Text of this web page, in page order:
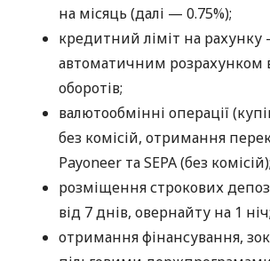
на місяць (далі — 0.75%);
кредитний ліміт на рахунку
автоматичним розрахунком
оборотів;
валютообмінні операції
без комісій, отримання
Payoneer та SEPA (без комісій);
розміщення строкових
від 7 днів, овернайту на 1 ніч;
отримання фінансування,